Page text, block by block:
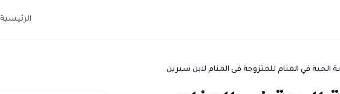
الرئيسية
الحية في المنام للمتزوجة فى المنام لابن سيرين